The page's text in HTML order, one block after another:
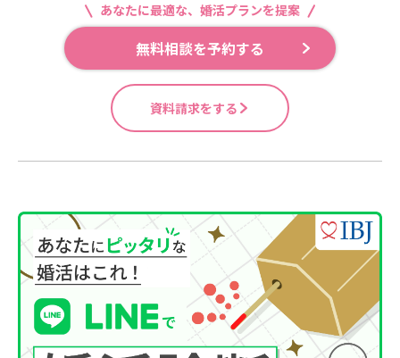
あなたに最適な、婚活プランを提案
無料相談を予約する
資料請求をする